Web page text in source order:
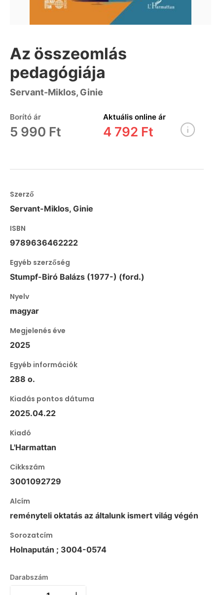
Az összeomlás
pedagógiája
Servant-Miklos, Ginie
Borító ár
5 990 Ft
Aktuális online ár
4 792 Ft
Szerző
Servant-Miklos, Ginie
ISBN
9789636462222
Egyéb szerzőség
Stumpf-Biró Balázs (1977-) (ford.)
Nyelv
magyar
Megjelenés éve
2025
Egyéb információk
288 o.
Kiadás pontos dátuma
2025.04.22
Kiadó
L'Harmattan
Cikkszám
3001092729
Alcím
reményteli oktatás az általunk ismert világ végén
Sorozatcím
Holnapután ; 3004-0574
Darabszám